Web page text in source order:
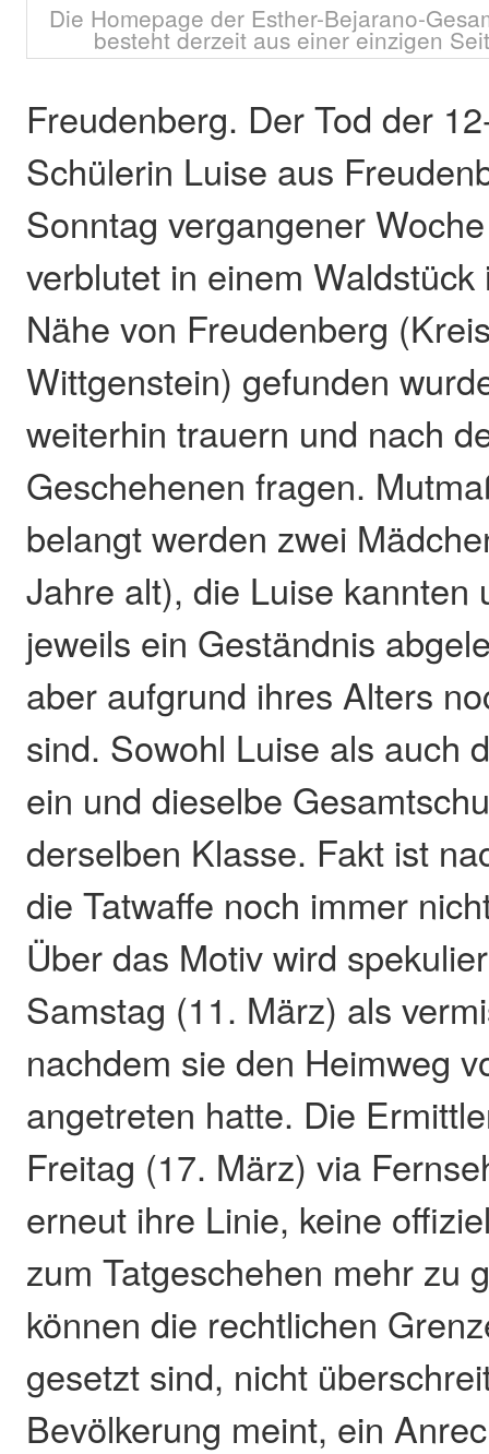
Die Homepage der Esther-Bejarano-
besteht derzeit aus einer einzigen
Freudenberg. Der Tod der
Schülerin Luise aus
Sonntag vergangener
verblutet in einem
Nähe von Freudenberg
Wittgenstein) gefunden
weiterhin trauern und nach
Geschehenen fragen.
belangt werden zwei
Jahre alt), die Luise kannten
jeweils ein Geständnis
aber aufgrund ihres Alters
sind. Sowohl Luise als auch
ein und dieselbe
derselben Klasse. Fakt ist
die Tatwaffe noch immer
Über das Motiv wird
Samstag (11. März) als
nachdem sie den Heimweg
angetreten hatte. Die
Freitag (17. März) via
erneut ihre Linie, keine
zum Tatgeschehen mehr zu
können die rechtlichen
gesetzt sind, nicht
Bevölkerung meint, ein